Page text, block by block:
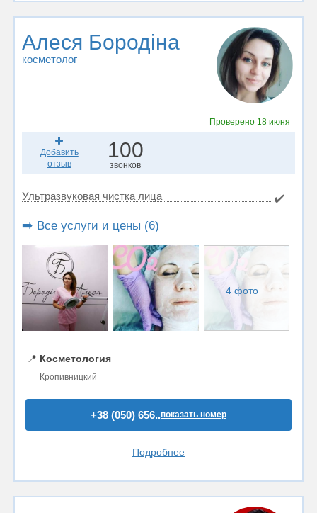
Алеся Бородіна
косметолог
Проверено 18 июня
Добавить
отзыв
100
звонков
Ультразвуковая чистка лица ✔️
➡️ Все услуги и цены (6)
4 фото
📍 Косметология
Кропивницкий
+38 (050) 656..показать номер
Подробнее